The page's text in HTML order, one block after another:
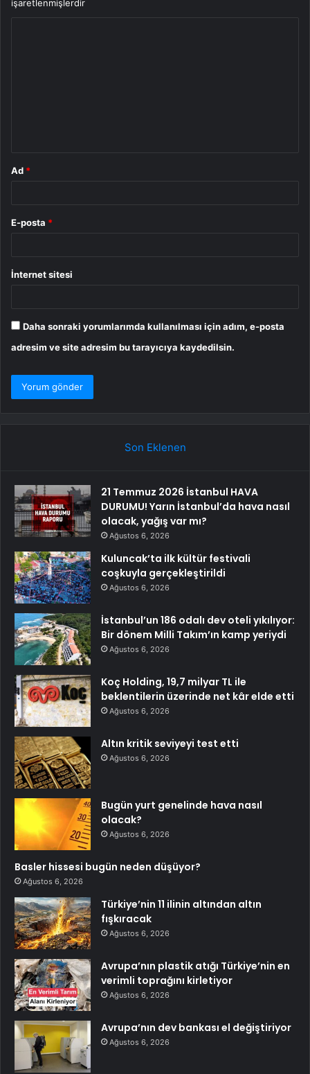
işaretlenmişlerdir
Ad *
E-posta *
İnternet sitesi
Daha sonraki yorumlarımda kullanılması için adım, e-posta
adresim ve site adresim bu tarayıcıya kaydedilsin.
Son Eklenen
21 Temmuz 2026 İstanbul HAVA
DURUMU! Yarın İstanbul’da hava nasıl
olacak, yağış var mı?
Ağustos 6, 2026
Kuluncak’ta ilk kültür festivali
coşkuyla gerçekleştirildi
Ağustos 6, 2026
İstanbul’un 186 odalı dev oteli yıkılıyor:
Bir dönem Milli Takım’ın kamp yeriydi
Ağustos 6, 2026
Koç Holding, 19,7 milyar TL ile
beklentilerin üzerinde net kâr elde etti
Ağustos 6, 2026
Altın kritik seviyeyi test etti
Ağustos 6, 2026
Bugün yurt genelinde hava nasıl
olacak?
Ağustos 6, 2026
Basler hissesi bugün neden düşüyor?
Ağustos 6, 2026
Türkiye’nin 11 ilinin altından altın
fışkıracak
Ağustos 6, 2026
Avrupa’nın plastik atığı Türkiye’nin en
verimli toprağını kirletiyor
Ağustos 6, 2026
Avrupa’nın dev bankası el değiştiriyor
Ağustos 6, 2026